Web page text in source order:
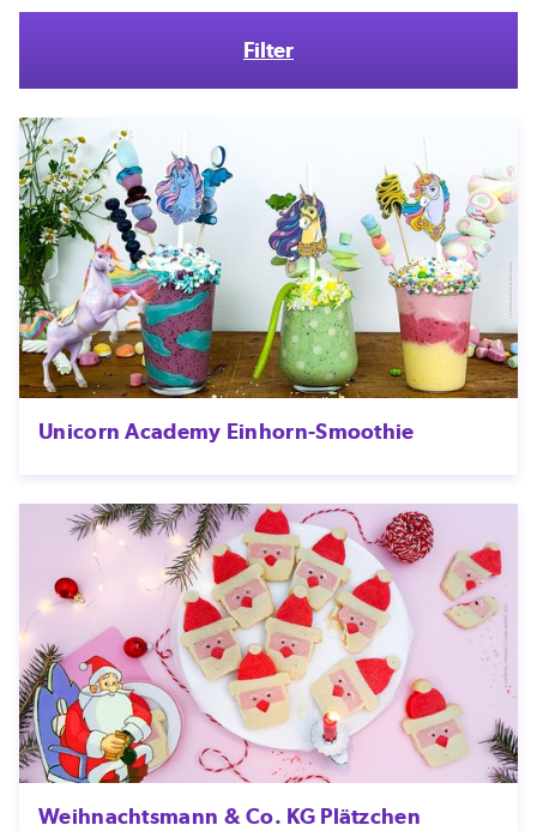
Filter
Unicorn Academy Einhorn-Smoothie
Weihnachtsmann & Co. KG Plätzchen